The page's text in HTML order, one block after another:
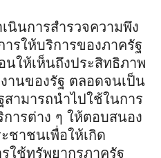
นินการสำรวจความพึง
รให้บริการของภาครัฐ
ให้เห็นถึงประสิทธิภาพ
านของรัฐ ตลอดจนเป็น
ามารถนำไปใช้ในการ
ารต่าง ๆ ให้ตอบสนอง
ชาชนเพื่อให้เกิด
ใช้ทรัพยากรภาครัฐ